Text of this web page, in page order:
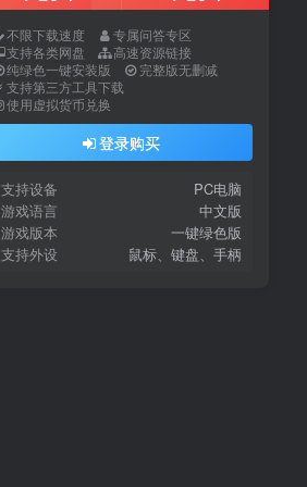
不限下载速度
专属问答专区
支持各类网盘
高速资源链接
纯绿色一键安装版
完整版无删减
支持第三方工具下载
使用虚拟货币兑换
登录购买
支持设备
PC电脑
游戏语言
中文版
游戏版本
一键绿色版
支持外设
鼠标、键盘、手柄